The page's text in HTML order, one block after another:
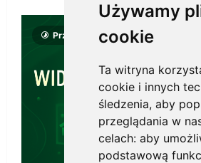
Używamy
cookie
Ta witryna
cookie i innych
śledzenia, aby
przeglądania w
celach: aby
podstawową
Przeczytano 8 minut